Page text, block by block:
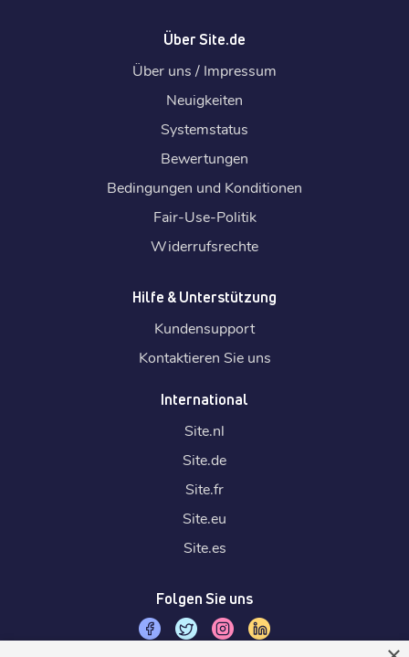
Über Site.de
Über uns / Impressum
Neuigkeiten
Systemstatus
Bewertungen
Bedingungen und Konditionen
Fair-Use-Politik
Widerrufsrechte
Hilfe & Unterstützung
Kundensupport
Kontaktieren Sie uns
International
Site.nl
Site.de
Site.fr
Site.eu
Site.es
Folgen Sie uns